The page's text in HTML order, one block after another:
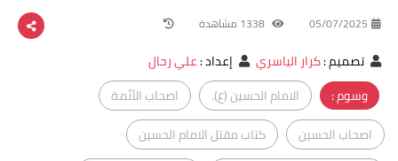
05/07/2025
تصميم:كرار الياسري إعداد:علي رحال
وسوم :
الامام الحسين (ع).
اصحاب الأئمة
اصحاب الحسين
كتاب مقتل الامام الحسين